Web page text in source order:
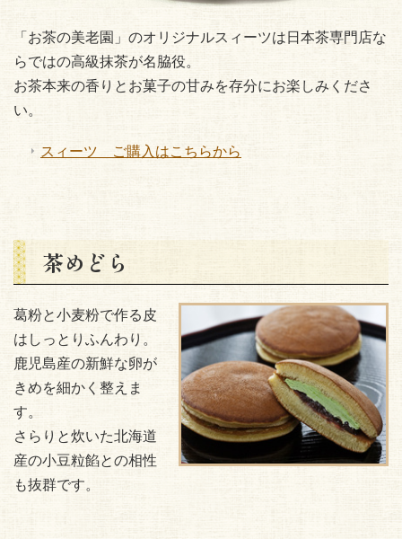
「お茶の美老園」のオリジナルスィーツは日本茶専門店な
らではの高級抹茶が名脇役。
お茶本来の香りとお菓子の甘みを存分にお楽しみくださ
い。
スィーツ ご購入はこちらから
茶めどら
葛粉と小麦粉で作る皮
はしっとりふんわり。
鹿児島産の新鮮な卵が
きめを細かく整えま
す。
さらりと炊いた北海道
産の小豆粒餡との相性
も抜群です。